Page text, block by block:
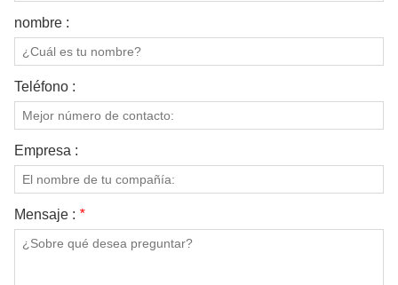
nombre :
Teléfono :
Empresa :
Mensaje : *